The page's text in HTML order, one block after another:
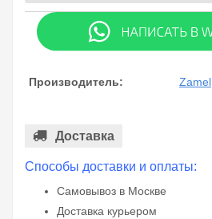
Производитель: Zamel
Доставка
Способы доставки и оплаты:
Самовывоз в Москве
Доставка курьером